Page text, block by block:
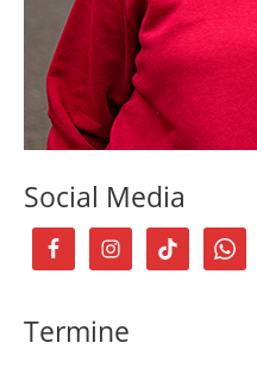
Social Media
Termine